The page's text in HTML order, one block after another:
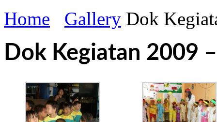
Home Gallery Dok
Dok Kegiatan 2009